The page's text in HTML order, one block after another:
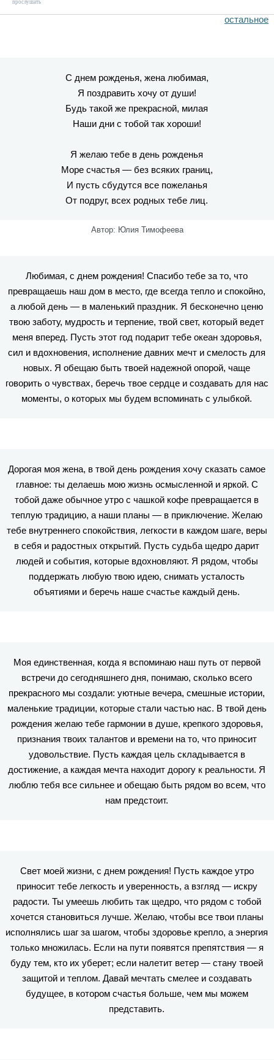
прослушать
остальное
С днем рожденья, жена любимая,
Я поздравить хочу от души!
Будь такой же прекрасной, милая
Наши дни с тобой так хороши!
Я желаю тебе в день рожденья
Море счастья — без всяких границ,
И пусть сбудутся все пожеланья
От подруг, всех родных тебе лиц.
Автор: Юлия Тимофеева
Любимая, с днем рождения! Спасибо тебе за то, что
превращаешь наш дом в место, где всегда тепло и спокойно,
а любой день — в маленький праздник. Я бесконечно ценю
твою заботу, мудрость и терпение, твой свет, который ведет
меня вперед. Пусть этот год подарит тебе океан здоровья,
сил и вдохновения, исполнение давних мечт и смелость для
новых. Я обещаю быть твоей надежной опорой, чаще
говорить о чувствах, беречь твое сердце и создавать для нас
моменты, о которых мы будем вспоминать с улыбкой.
Дорогая моя жена, в твой день рождения хочу сказать самое
главное: ты делаешь мою жизнь осмысленной и яркой. С
тобой даже обычное утро с чашкой кофе превращается в
теплую традицию, а наши планы — в приключение. Желаю
тебе внутреннего спокойствия, легкости в каждом шаге, веры
в себя и радостных открытий. Пусть судьба щедро дарит
людей и события, которые вдохновляют. Я рядом, чтобы
поддержать любую твою идею, снимать усталость
объятиями и беречь наше счастье каждый день.
Моя единственная, когда я вспоминаю наш путь от первой
встречи до сегодняшнего дня, понимаю, сколько всего
прекрасного мы создали: уютные вечера, смешные истории,
маленькие традиции, которые стали частью нас. В твой день
рождения желаю тебе гармонии в душе, крепкого здоровья,
признания твоих талантов и времени на то, что приносит
удовольствие. Пусть каждая цель складывается в
достижение, а каждая мечта находит дорогу к реальности. Я
люблю тебя все сильнее и обещаю быть рядом во всем, что
нам предстоит.
Свет моей жизни, с днем рождения! Пусть каждое утро
приносит тебе легкость и уверенность, а взгляд — искру
радости. Ты умеешь любить так щедро, что рядом с тобой
хочется становиться лучше. Желаю, чтобы все твои планы
исполнялись шаг за шагом, чтобы здоровье крепло, а энергия
только множилась. Если на пути появятся препятствия — я
буду тем, кто их уберет; если налетит ветер — стану твоей
защитой и теплом. Давай мечтать смелее и создавать
будущее, в котором счастья больше, чем мы можем
представить.